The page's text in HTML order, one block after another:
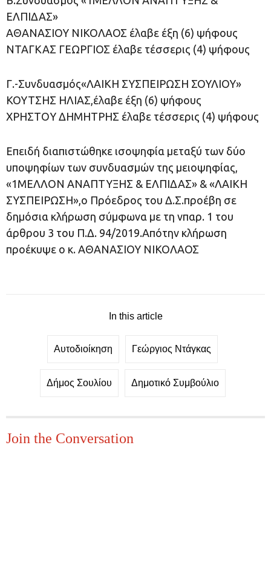
ΕΛΠΙΔΑΣ»
ΑΘΑΝΑΣΙΟΥ ΝΙΚΟΛΑΟΣ έλαβε έξη (6) ψήφους
ΝΤΑΓΚΑΣ ΓΕΩΡΓΙΟΣ έλαβε τέσσερις (4) ψήφους
Γ.-Συνδυασμός«ΛΑΙΚΗ ΣΥΣΠΕΙΡΩΣΗ ΣΟΥΛΙΟΥ»
ΚΟΥΤΣΗΣ ΗΛΙΑΣ,έλαβε έξη (6) ψήφους
ΧΡΗΣΤΟY ΔΗΜΗΤΡΗΣ έλαβε τέσσερις (4) ψήφους
Επειδή διαπιστώθηκε ισοψηφία μεταξύ των δύο
υποψηφίων των συνδυασμών της μειοψηφίας,
«1ΜΕΛΛΟΝ ΑΝΑΠΤΥΞΗΣ & ΕΛΠΙΔΑΣ» & «ΛΑΙΚΗ
ΣΥΣΠΕΙΡΩΣΗ»,ο Πρόεδρος του Δ.Σ.προέβη σε
δημόσια κλήρωση σύμφωνα με τη νπαρ. 1 του
άρθρου 3 του Π.Δ. 94/2019.Απότην κλήρωση
προέκυψε ο κ. ΑΘΑΝΑΣΙΟΥ ΝΙΚΟΛΑΟΣ
In this article
Αυτοδιοίκηση Γεώργιος Ντάγκας
Δήμος Σουλίου Δημοτικό Συμβούλιο
Join the Conversation